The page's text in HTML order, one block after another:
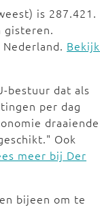
is 287.421.
gisteren.
Bekijk
bestuur dat als
per dag
draaiende
Ook
meer bij Der
bijeen om te